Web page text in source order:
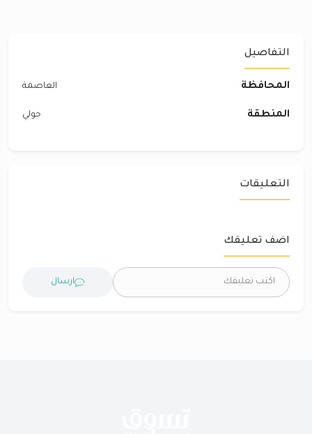
التفاصيل
المحافظة العاصمة
المنطقة حولي
التعليقات
اضف تعليقك
ارسال